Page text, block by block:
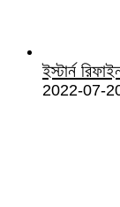
ইস্টার্ন
2022-07-